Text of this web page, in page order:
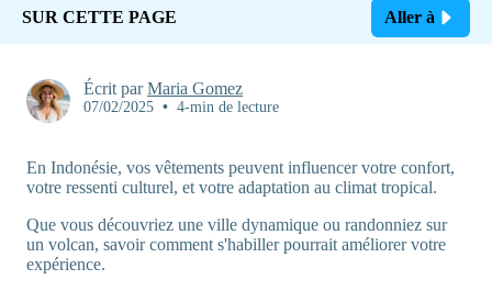
SUR CETTE PAGE Aller à
Écrit parMaria Gomez
07/02/2025 • 4-min de lecture
En Indonésie, vos vêtements peuvent influencer votre confort,
votre ressenti culturel, et votre adaptation au climat tropical.
Que vous découvriez une ville dynamique ou randonniez sur
un volcan, savoir comment s'habiller pourrait améliorer votre
expérience.